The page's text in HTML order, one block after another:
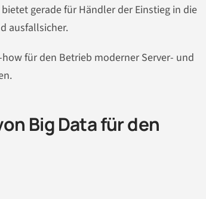
gerade für Händler der Einstieg in die
ausfallsicher.
für den Betrieb moderner Server- und
Big Data für den